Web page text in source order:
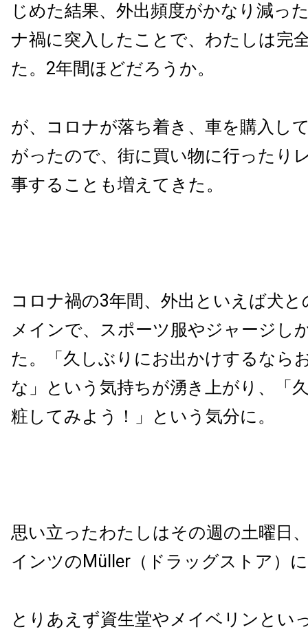
じめた結果、外出頻度がかなり減っ
ナ禍に突入したことで、わたしは完
た。2年間ほどだろうか。
が、コロナが落ち着き、車を購入し
がったので、街に買い物に行ったり
事することも増えてきた。
コロナ禍の3年間、外出といえば犬
メインで、スポーツ服やジャージし
た。「久しぶりにお出かけするなら
な」という気持ちが湧き上がり、「
粧してみよう！」という気分に。
思い立ったわたしはその週の土曜日
インツのMüller（ドラッグストア）
とりあえず資生堂やメイベリンとい